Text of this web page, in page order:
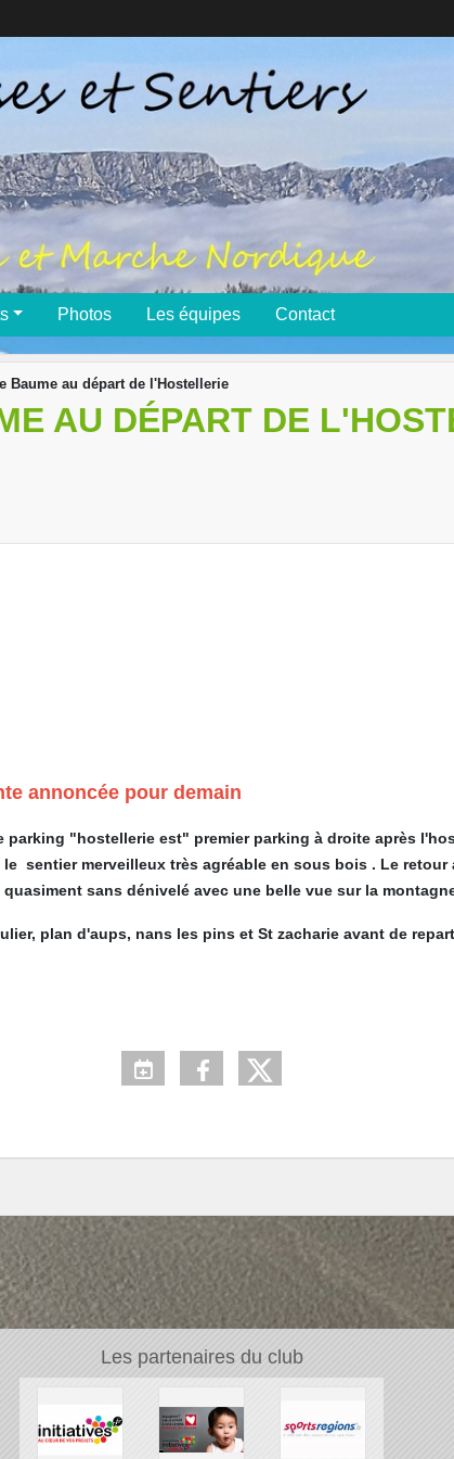
Photos Les équipes Contact
Baume au départ de l'Hostellerie
AU DÉPART DE
annoncée pour demain
"hostellerie est" premier parking à droite après
sentier merveilleux très agréable en sous bois . Le retour
sans dénivelé avec une belle vue sur la
plan d'aups, nans les pins et St zacharie avant de
Les partenaires du club